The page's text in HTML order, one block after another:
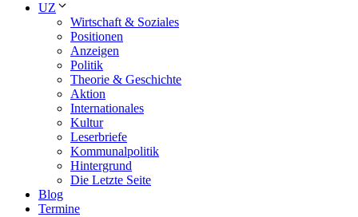
UZ
Wirtschaft & Soziales
Positionen
Anzeigen
Politik
Theorie & Geschichte
Aktion
Internationales
Kultur
Leserbriefe
Kommunalpolitik
Hintergrund
Die Letzte Seite
Blog
Termine